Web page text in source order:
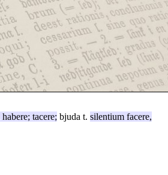
habere; tacere; bjuda t. silentium facere,